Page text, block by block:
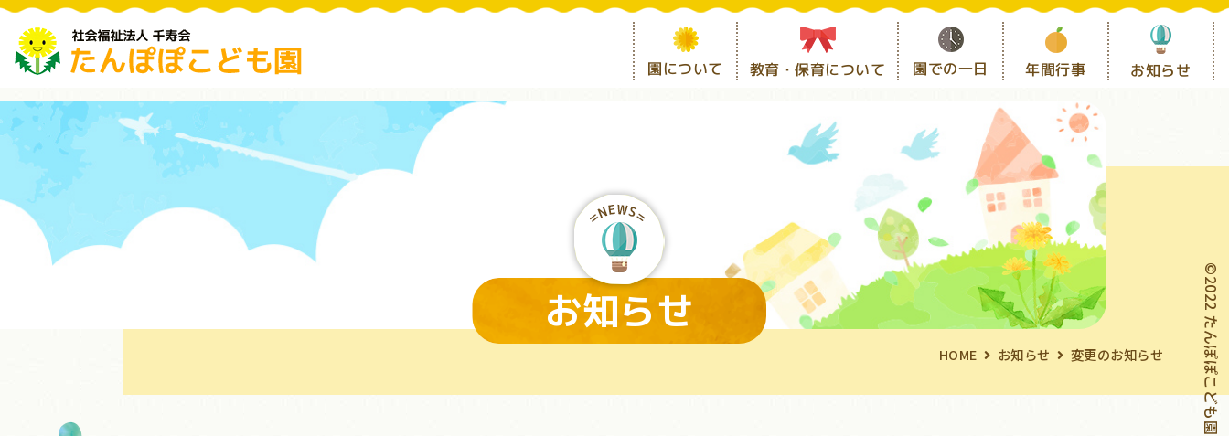
園について 教育・保育について 園での一日 年間行事 お知らせ
©2022 たんぽぽこども園
お知らせ
HOME お知らせ 変更のお知らせ